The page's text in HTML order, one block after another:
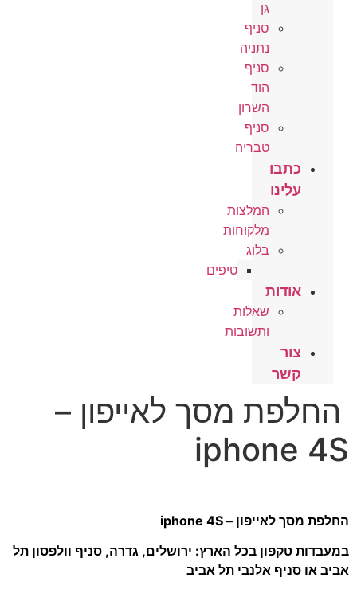
גן
סניף
נתניה
סניף
הוד
השרון
סניף
טבריה
כתבו
עלינו
המלצות
מלקוחות
בלוג
טיפים
אודות
שאלות
ותשובות
צור
קשר
החלפת מסך לאייפון –
iphone 4S
החלפת מסך לאייפון – iphone 4S
במעבדות טקפון בכל הארץ: ירושלים, גדרה, סניף וולפסון תל
אביב או סניף אלנבי תל אביב